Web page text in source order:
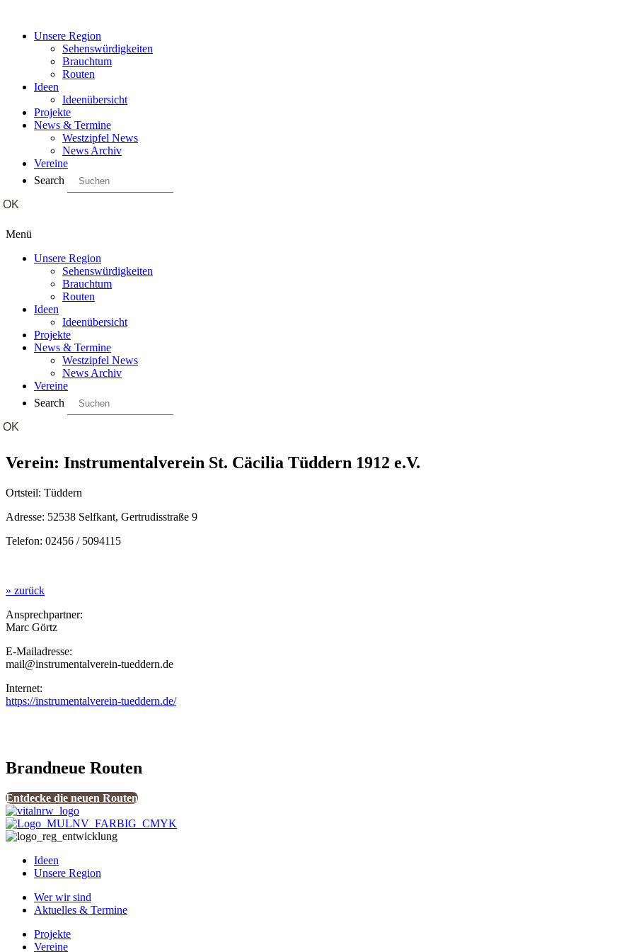
Unsere Region
Sehenswürdigkeiten
Brauchtum
Routen
Ideen
Ideenübersicht
Projekte
News & Termine
Westzipfel News
News Archiv
Vereine
Search
Menü
Unsere Region
Sehenswürdigkeiten
Brauchtum
Routen
Ideen
Ideenübersicht
Projekte
News & Termine
Westzipfel News
News Archiv
Vereine
Search
Verein: Instrumentalverein St. Cäcilia Tüddern 1912 e.V.
Ortsteil: Tüddern
Adresse: 52538 Selfkant, Gertrudisstraße 9
Telefon: 02456 / 5094115
» zurück
Ansprechpartner:
Marc Görtz
E-Mailadresse:
mail@instrumentalverein-tueddern.de
Internet:
https://instrumentalverein-tueddern.de/
Brandneue Routen
Entdecke die neuen Routen
Ideen
Unsere Region
Wer wir sind
Aktuelles & Termine
Projekte
Vereine